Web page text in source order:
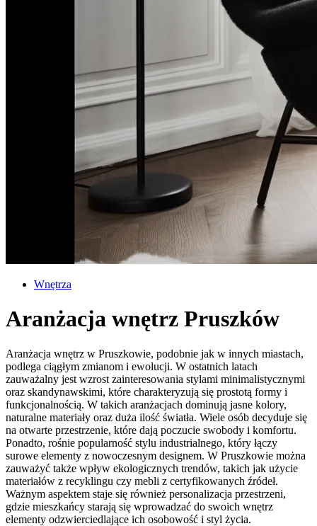
Wnętrza
Aranżacja wnętrz Pruszków
Aranżacja wnętrz w Pruszkowie, podobnie jak w innych miastach,
podlega ciągłym zmianom i ewolucji. W ostatnich latach
zauważalny jest wzrost zainteresowania stylami minimalistycznymi
oraz skandynawskimi, które charakteryzują się prostotą formy i
funkcjonalnością. W takich aranżacjach dominują jasne kolory,
naturalne materiały oraz duża ilość światła. Wiele osób decyduje się
na otwarte przestrzenie, które dają poczucie swobody i komfortu.
Ponadto, rośnie popularność stylu industrialnego, który łączy
surowe elementy z nowoczesnym designem. W Pruszkowie można
zauważyć także wpływ ekologicznych trendów, takich jak użycie
materiałów z recyklingu czy mebli z certyfikowanych źródeł.
Ważnym aspektem staje się również personalizacja przestrzeni,
gdzie mieszkańcy starają się wprowadzać do swoich wnętrz
elementy odzwierciedlające ich osobowość i styl życia.